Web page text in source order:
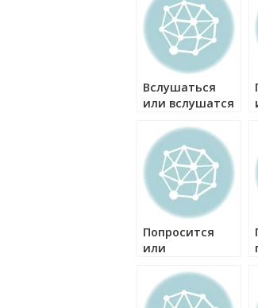
Вслушаться
или вслушатся
Попросится
или
как правильно?